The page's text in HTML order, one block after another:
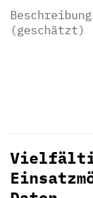
(geschätzt)